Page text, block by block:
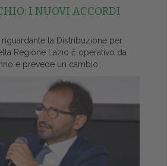
I NUOVI ACCORDI
la Distribuzione per
Regione Lazio č operativo da
e prevede un cambio...